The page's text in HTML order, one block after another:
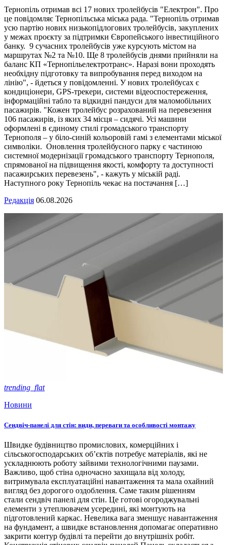
Тернопіль отримав всі 17 нових тролейбусів "Електрон". Про
це повідомляє Тернопільська міська рада. "Тернопіль отримав
усю партію нових низькопідлогових тролейбусів, закуплених
у межах проєкту за підтримки Європейського інвестиційного
банку. 9 сучасних тролейбусів уже курсують містом на
маршрутах №2 та №10. Ще 8 тролейбусів днями прийняли на
баланс КП «Тернопільелектротранс». Наразі вони проходять
необхідну підготовку та випробування перед виходом на
лінію", - йдеться у повідомленні. У нових тролейбусах є
кондиціонери, GPS-трекери, системи відеоспостереження,
інформаційні табло та відкидні пандуси для маломобільних
пасажирів. "Кожен тролейбус розрахований на перевезення
106 пасажирів, із яких 34 місця – сидячі. Усі машини
оформлені в єдиному стилі громадського транспорту
Тернополя – у біло-синій кольоровій гамі з елементами міської
символіки. Оновлення тролейбусного парку є частиною
системної модернізації громадського транспорту Тернополя,
спрямованої на підвищення якості, комфорту та доступності
пасажирських перевезень", - кажуть у міській раді.
Наступного року Тернопіль чекає на постачання […]
Редакція 06.08.2026
trending_flat
Новини
Сендвіч-панелі для стін: види, переваги та особливості монтажу
Швидке будівництво промислових, комерційних і
сільськогосподарських об’єктів потребує матеріалів, які не
ускладнюють роботу зайвими технологічними паузами.
Важливо, щоб стіна одночасно захищала від холоду,
витримувала експлуатаційні навантаження та мала охайний
вигляд без дорогого оздоблення. Саме таким рішенням
стали сендвіч панелі для стін. Це готові огороджувальні
елементи з утеплювачем усередині, які монтують на
підготовлений каркас. Невелика вага зменшує навантаження
на фундамент, а швидке встановлення допомагає оперативно
закрити контур будівлі та перейти до внутрішніх робіт.